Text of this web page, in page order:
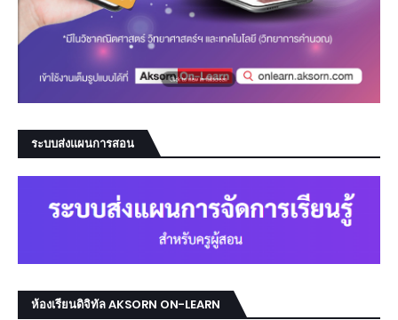
ระบบส่งแผนการสอน
ห้องเรียนดิจิทัล AKSORN ON-LEARN